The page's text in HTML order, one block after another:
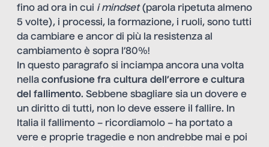
fino ad ora in cui i mindset(parola ripetuta almeno
5 volte), i processi, la formazione, i ruoli, sono tutti
da cambiare e ancor di più la resistenza al
cambiamento è sopra l’80%!
In questo paragrafo si inciampa ancora una volta
nella confusione fra cultura dell’errore e cultura
del fallimento. Sebbene sbagliare sia un dovere e
un diritto di tutti, non lo deve essere il fallire. In
Italia il fallimento – ricordiamolo – ha portato a
vere e proprie tragedie e non andrebbe mai e poi